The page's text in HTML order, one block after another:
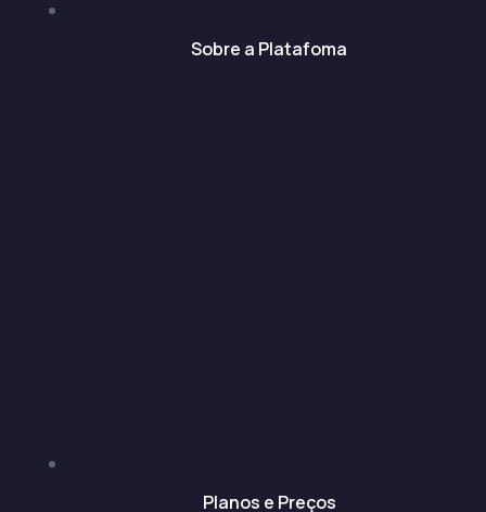
Sobre a Platafoma
Planos e Preços